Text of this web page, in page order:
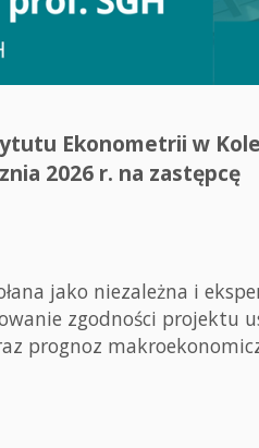
Ekonometrii w
2026 r. na zastępcę
jako niezależna i
zgodności projektu
prognoz